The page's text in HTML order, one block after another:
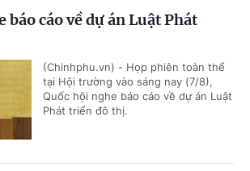
báo cáo về dự án Luật Phát
(Chinhphu.vn) - Họp phiên toàn thể
tại Hội trường vào sáng nay (7/8),
Quốc hội nghe báo cáo về dự án Luật
Phát triển đô thị.